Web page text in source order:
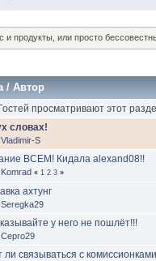
и продукты, или просто
/ Автор
просматривают этот
словах!
Vladimir-S
ВСЕМ! Кидала alexand08!!
Komrad « 1 2 3»
ахтунг
Seregka29
у него не пошлёт!!!
Серго29
ли связываться с